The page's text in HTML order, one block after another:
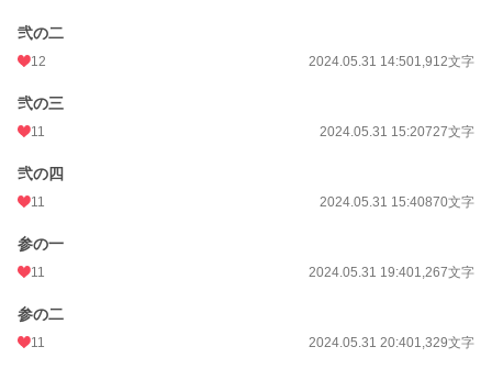
弐の二
12 2024.05.31 14:501,912文字
弐の三
11 2024.05.31 15:20727文字
弐の四
11 2024.05.31 15:40870文字
参の一
11 2024.05.31 19:401,267文字
参の二
11 2024.05.31 20:401,329文字